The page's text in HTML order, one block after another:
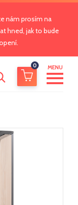
nám prosím na
hned, jak to bude
0 MENU